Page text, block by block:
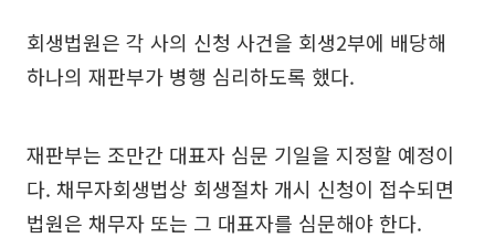
회생법원은 각 사의 신청 사건을 회생2부에 배당해
하나의 재판부가 병행 심리하도록 했다.
재판부는 조만간 대표자 심문 기일을 지정할 예정이
다. 채무자회생법상 회생절차 개시 신청이 접수되면
법원은 채무자 또는 그 대표자를 심문해야 한다.